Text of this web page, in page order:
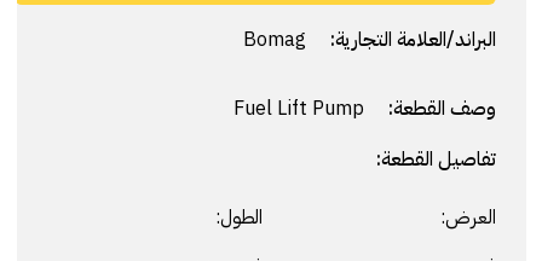
البراند/العلامة التجارية:
وصف القطعة:
تفاصيل القطعة:
العرض:
الطول: